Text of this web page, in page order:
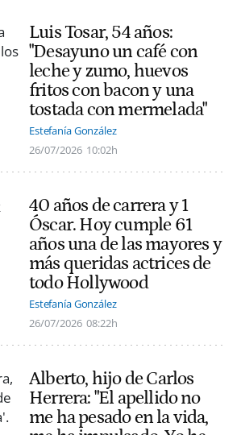
Luis Tosar, 54 años:
"Desayuno un café con
leche y zumo, huevos
fritos con bacon y una
tostada con mermelada"
Estefanía González
26/07/2026 10:02h
40 años de carrera y 1
Óscar. Hoy cumple 61
años una de las mayores y
más queridas actrices de
todo Hollywood
Estefanía González
26/07/2026 08:22h
Alberto, hijo de Carlos
Herrera: "El apellido no
me ha pesado en la vida,